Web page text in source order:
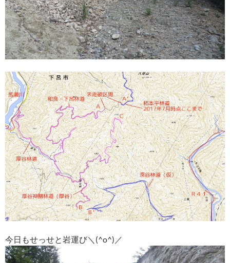
今日もせっせと岩運び＼(^o^)／